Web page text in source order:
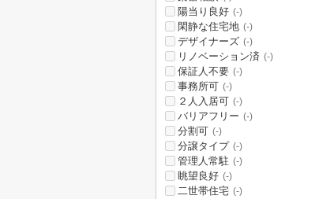
陽当り良好 (-)
閑静な住宅地 (-)
デザイナーズ (-)
リノベーション済 (-)
保証人不要 (-)
事務所可 (-)
２人入居可 (-)
バリアフリー (-)
分割可 (-)
分譲タイプ (-)
管理人常駐 (-)
眺望良好 (-)
二世帯住宅 (-)